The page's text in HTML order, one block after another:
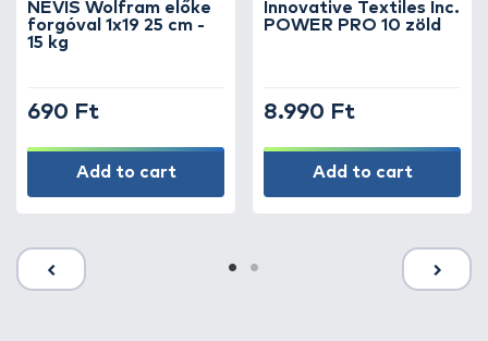
NEVIS Wolfram előke
forgóval 1x19 25 cm -
15 kg
690 Ft
Add to cart
Innovative Textiles Inc.
POWER PRO 10 zöld
8.990 Ft
Add to cart